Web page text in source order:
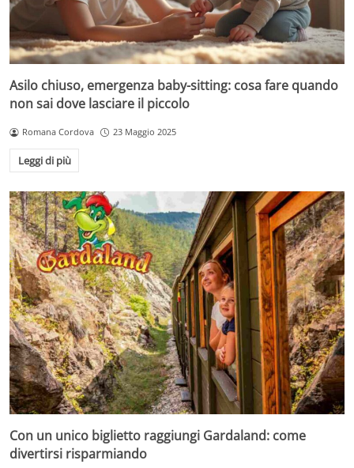
Asilo chiuso, emergenza baby-sitting: cosa fare quando
non sai dove lasciare il piccolo
Romana Cordova 23 Maggio 2025
Leggi di più
Con un unico biglietto raggiungi Gardaland: come
divertirsi risparmiando